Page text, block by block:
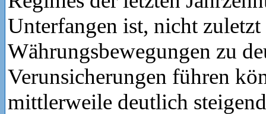
Unterfangen ist, nicht
Währungsbewegungen zu
Verunsicherungen führen
mittlerweile deutlich